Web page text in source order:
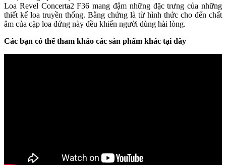
Loa Revel Concerta2 F36 mang đậm những đặc trưng của những
thiết kế loa truyền thống. Bằng chứng là từ hình thức cho đến chất
âm của cặp loa đứng này đều khiến người dùng hài lòng.
Các bạn có thể tham khảo các sản phẩm khác tại đây